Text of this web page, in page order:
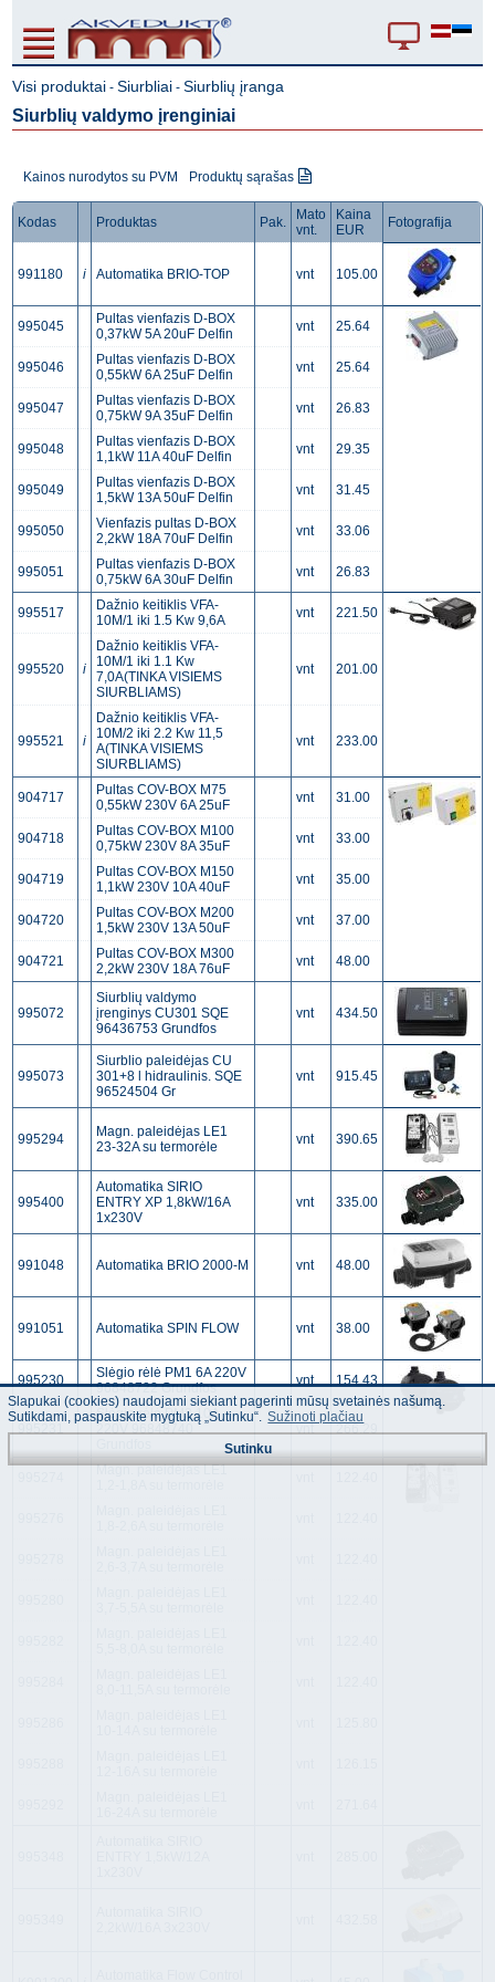
Visi produktai -Siurbliai -Siurblių įranga
Siurblių valdymo įrenginiai
Kainos nurodytos su PVM Produktų sąrašas
Kodas Produktas Pak.
Mato
vnt.
Kaina
EUR
Fotografija
991180 i Аutomatika BRIO-TOP vnt 105.00
995045
Pultas vienfazis D-BOX
0,37kW 5A 20uF Delfin
vnt 25.64
995046
Pultas vienfazis D-BOX
0,55kW 6A 25uF Delfin
vnt 25.64
995047
Pultas vienfazis D-BOX
0,75kW 9A 35uF Delfin
vnt 26.83
995048
Pultas vienfazis D-BOX
1,1kW 11A 40uF Delfin
vnt 29.35
995049
Pultas vienfazis D-BOX
1,5kW 13A 50uF Delfin
vnt 31.45
995050
Vienfazis pultas D-BOX
2,2kW 18A 70uF Delfin
vnt 33.06
995051
Pultas vienfazis D-BOX
0,75kW 6A 30uF Delfin
vnt 26.83
995517
Dažnio keitiklis VFA-
10M/1 iki 1.5 Kw 9,6A
vnt 221.50
995520 i
Dažnio keitiklis VFA-
10M/1 iki 1.1 Kw
7,0A(TINKA VISIEMS
SIURBLIAMS)
vnt 201.00
995521 i
Dažnio keitiklis VFA-
10M/2 iki 2.2 Kw 11,5
A(TINKA VISIEMS
SIURBLIAMS)
vnt 233.00
904717
Pultas COV-BOX M75
0,55kW 230V 6A 25uF
vnt 31.00
904718
Pultas COV-BOX M100
0,75kW 230V 8A 35uF
vnt 33.00
904719
Pultas COV-BOX M150
1,1kW 230V 10A 40uF
vnt 35.00
904720
Pultas COV-BOX M200
1,5kW 230V 13A 50uF
vnt 37.00
904721
Pultas COV-BOX M300
2,2kW 230V 18A 76uF
vnt 48.00
995072
Siurblių valdymo
įrenginys CU301 SQE
96436753 Grundfos
vnt 434.50
995073
Siurblio paleidėjas CU
301+8 l hidraulinis. SQE
96524504 Gr
vnt 915.45
995294
Magn. paleidėjas LE1
23-32A su termorėle
vnt 390.65
995400
Automatika SIRIO
ENTRY XP 1,8kW/16A
1x230V
vnt 335.00
991048 Automatika BRIO 2000-M vnt 48.00
991051 Automatika SPIN FLOW vnt 38.00
995230
Slėgio rėlė PM1 6A 220V
96848722 Grundfos
vnt 154.43
995231
Slėgio rėlė PM2 10A
220V 96848740
vnt 266.29
Magn. paleidėjas LE1
Slapukai (cookies) naudojami siekiant pagerinti mūsų svetainės našumą.
Sutikdami, paspauskite mygtuką „Sutinku“. Sužinoti plačiau
Sutinku